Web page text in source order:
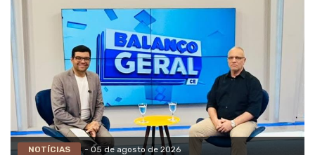
NOTÍCIAS - 05 de agosto de 2026